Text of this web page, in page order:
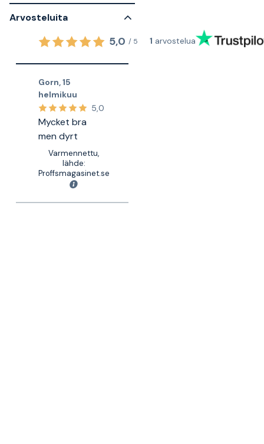
Arvosteluita
5,0 / 5 1 arvostelua
Gorn 15
helmikuu
5,0
Mycket bra
men dyrt
Varmennettu,
lähde:
Proffsmagasinet.se